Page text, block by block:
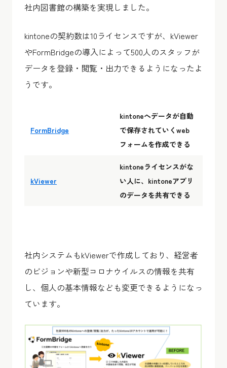
社内図書館の構築を実現しました。
kintoneの契約数は10ライセンスですが、kViewer
やFormBridgeの導入によって500人のスタッフが
データを登録・閲覧・出力できるようになったよ
うです。
FormBridge
kintoneへデータが自動
で保存されていくweb
フォームを作成できる
kViewer
kintoneライセンスがな
い人に、kintoneアプリ
のデータを共有できる
社内システムもkViewerで作成しており、経営者
のビジョンや新型コロナウイルスの情報を共有
し、個人の基本情報なども変更できるようになっ
ています。